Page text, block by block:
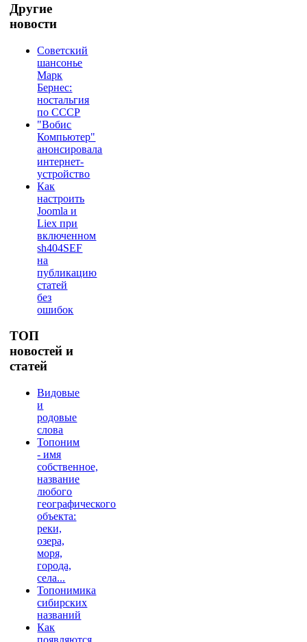
Другие
новости
Советский
шансонье
Марк
Бернес:
ностальгия
по СССР
"Вобис
Компьютер"
анонсировала
интернет-
устройство
Как
настроить
Joomla и
Liex при
включенном
sh404SEF
на
публикацию
статей
без
ошибок
ТОП
новостей и
статей
Видовые
и
родовые
слова
Топоним
- имя
собственное,
название
любого
географического
объекта:
реки,
озера,
моря,
города,
села...
Топонимика
сибирских
названий
Как
появляются